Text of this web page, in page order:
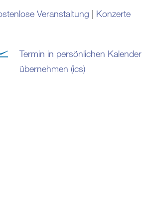
Veranstaltung | Konzerte
Termin in persönlichen Kalender
übernehmen (ics)